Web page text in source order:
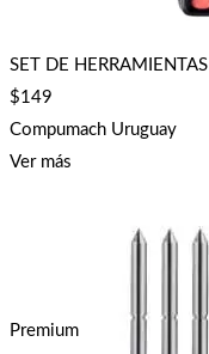
SET DE HERRAMIENTAS
$149
Compumach Uruguay
Ver más
Premium